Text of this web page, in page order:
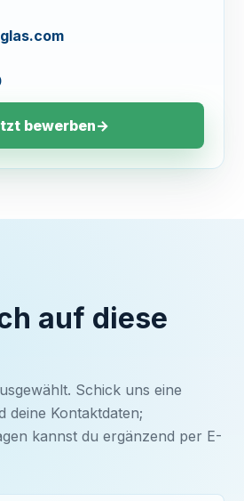
bewerben→
auf diese
Schick uns eine
deine Kontaktdaten;
kannst du ergänzend per E-